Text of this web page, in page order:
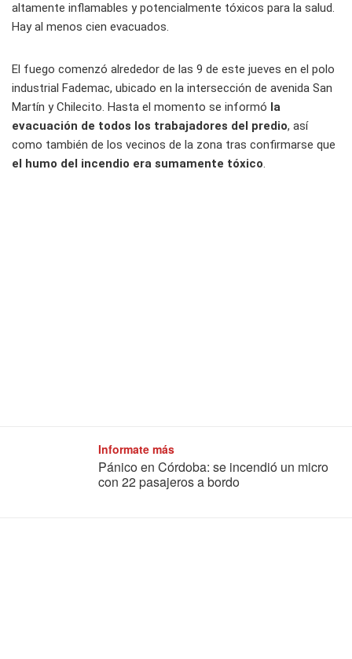
altamente inflamables y potencialmente tóxicos para la salud.
Hay al menos cien evacuados.
El fuego comenzó alrededor de las 9 de este jueves en el polo
industrial Fademac, ubicado en la intersección de avenida San
Martín y Chilecito. Hasta el momento se informó la
evacuación de todos los trabajadores del predio, así
como también de los vecinos de la zona tras confirmarse que
el humo del incendio era sumamente tóxico.
Informate más
Pánico en Córdoba: se incendió un micro
con 22 pasajeros a bordo